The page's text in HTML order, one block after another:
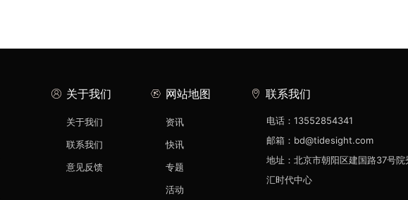
关于我们
关于我们
联系我们
意见反馈
网站地图
资讯
快讯
专题
活动
联系我们
电话：13552854341
邮箱：bd@tidesight.com
地址：北京市朝阳区建国路37号院
汇时代中心